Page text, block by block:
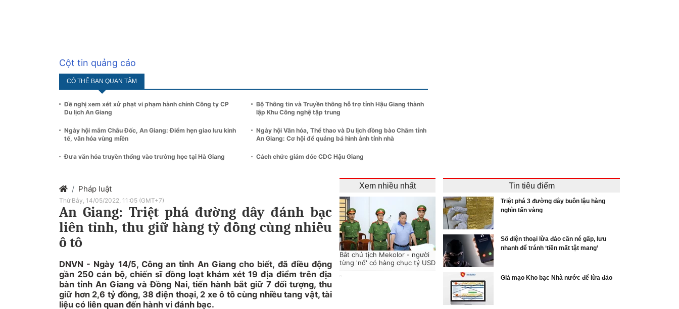
Cột tin quảng cáo
CÓ THỂ BẠN QUAN TÂM
Đề nghị xem xét xử phạt vi phạm hành chính Công ty CP
Du lịch An Giang
Ngày hội mắm Châu Đốc, An Giang: Điểm hẹn giao lưu kinh
tế, văn hóa vùng miền
Đưa văn hóa truyền thống vào trường học tại Hà Giang
Bộ Thông tin và Truyền thông hỗ trợ tỉnh Hậu Giang thành
lập Khu Công nghệ tập trung
Ngày hội Văn hóa, Thể thao và Du lịch đồng bào Chăm tỉnh
An Giang: Cơ hội để quảng bá hình ảnh tỉnh nhà
Cách chức giám đốc CDC Hậu Giang
Pháp luật
Thứ Bảy, 14/05/2022, 11:05 (GMT+7)
An Giang: Triệt phá đường dây đánh bạc
liên tỉnh, thu giữ hàng tỷ đồng cùng nhiều
ô tô
DNVN - Ngày 14/5, Công an tỉnh An Giang cho biết, đã điều động
gần 250 cán bộ, chiến sĩ đồng loạt khám xét 19 địa điểm trên địa
bàn tỉnh An Giang và Đồng Nai, tiến hành bắt giữ 7 đối tượng, thu
giữ hơn 2,6 tỷ đồng, 38 điện thoại, 2 xe ô tô cùng nhiều tang vật, tài
liệu có liên quan đến hành vi đánh bạc.
Xem nhiều nhất
Bắt chủ tịch Mekolor - người
từng 'nổ' có hàng chục tỷ USD
Tin tiêu điểm
Triệt phá 3 đường dây buôn lậu hàng
nghìn tấn vàng
Số điện thoại lừa đảo cần né gấp, lưu
nhanh để tránh ‘tiền mất tật mang’
Giả mạo Kho bạc Nhà nước để lừa đảo